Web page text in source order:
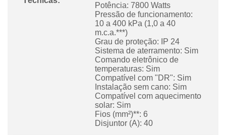
Potência: 7800 Watts
Pressão de funcionamento:
10 a 400 kPa (1,0 a 40
m.c.a.***)
Grau de proteção: IP 24
Sistema de aterramento: Sim
Comando eletrônico de
temperaturas: Sim
Compatível com "DR": Sim
Instalação sem cano: Sim
Compatível com aquecimento
solar: Sim
Fios (mm²)**: 6
Disjuntor (A): 40